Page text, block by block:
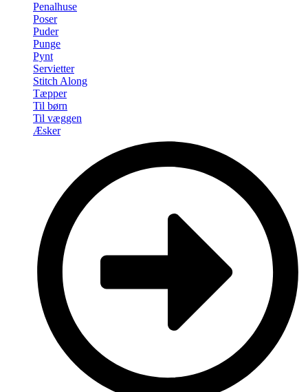
Penalhuse
Poser
Puder
Punge
Pynt
Servietter
Stitch Along
Tæpper
Til børn
Til væggen
Æsker